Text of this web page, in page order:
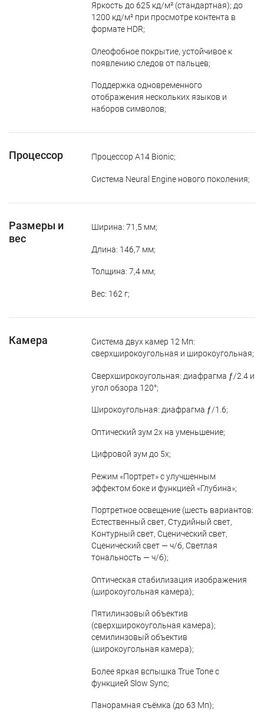
Яркость до 625 кд/м² (стандартная); до
1200 кд/м² при просмотре контента в
формате HDR;
Олеофобное покрытие, устойчивое к
появлению следов от пальцев;
Поддержка одновременного
отображения нескольких языков и
наборов символов;
Процессор Процессор A14 Bionic;
Система Neural Engine нового поколения;
Размеры и
вес
Ширина: 71,5 мм;
Длина: 146,7 мм;
Толщина: 7,4 мм;
Вес: 162 г;
Камера
Система двух камер 12 Мп:
сверхширокоугольная и широкоугольная;
Сверхширокоугольная: диафрагма ƒ/2.4 и
угол обзора 120°;
Широкоугольная: диафрагма ƒ/1.6;
Оптический зум 2x на уменьшение;
Цифровой зум до 5x;
Режим «Портрет» с улучшенным
эффектом боке и функцией «Глубина»;
Портретное освещение (шесть вариантов:
Естественный свет, Студийный свет,
Контурный свет, Сценический свет,
Сценический свет — ч/б, Светлая
тональность — ч/б);
Оптическая стабилизация изображения
(широкоугольная камера);
Пятилинзовый объектив
(сверхширокоугольная камера);
семилинзовый объектив
(широкоугольная камера);
Более яркая вспышка True Tone с
функцией Slow Sync;
Панорамная съёмка (до 63 Мп);